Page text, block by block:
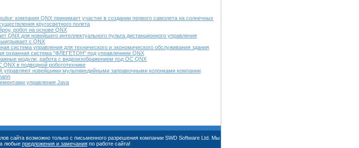
компания QNX принимает участие в создании первого самолета на солнечных
кругосветного полета
робот на основе QNX
QNX для новейшего интеллектуального пульта дистанционного управления
с QNX
система управления для технического и экономического обслуживания здания
охранная система "ФЛЕГЕТОН" под управлением QNX
модули, работа с видеоизображением под ОС QNX
в подводной робототехнике
управляют новейшими мультимедийными заправочными колонками компании
управления Java
сайта возможно только с письменного разрешения компании SWD Software Ltd. Мы
любые предложения и замечанияпо работе сайта!